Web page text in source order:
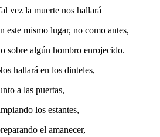
vez la muerte nos hallará
este mismo lugar, no como antes,
sobre algún hombro enrojecido.
hallará en los dinteles,
a las puertas,
los estantes,
el amanecer,